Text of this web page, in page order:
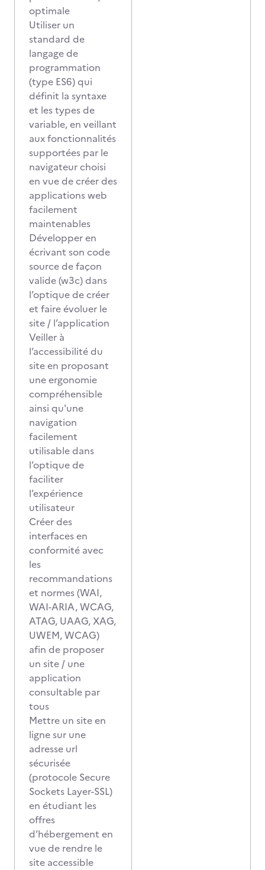
optimale
Utiliser un
standard de
langage de
programmation
(type ES6) qui
définit la syntaxe
et les types de
variable, en veillant
aux fonctionnalités
supportées par le
navigateur choisi
en vue de créer des
applications web
facilement
maintenables
Développer en
écrivant son code
source de façon
valide (w3c) dans
l’optique de créer
et faire évoluer le
site / l’application
Veiller à
l’accessibilité du
site en proposant
une ergonomie
compréhensible
ainsi qu'une
navigation
facilement
utilisable dans
l’optique de
faciliter
l’expérience
utilisateur
Créer des
interfaces en
conformité avec
les
recommandations
et normes (WAI,
WAI-ARIA, WCAG,
ATAG, UAAG, XAG,
UWEM, WCAG)
afin de proposer
un site / une
application
consultable par
tous
Mettre un site en
ligne sur une
adresse url
sécurisée
(protocole Secure
Sockets Layer-SSL)
en étudiant les
offres
d’hébergement en
vue de rendre le
site accessible